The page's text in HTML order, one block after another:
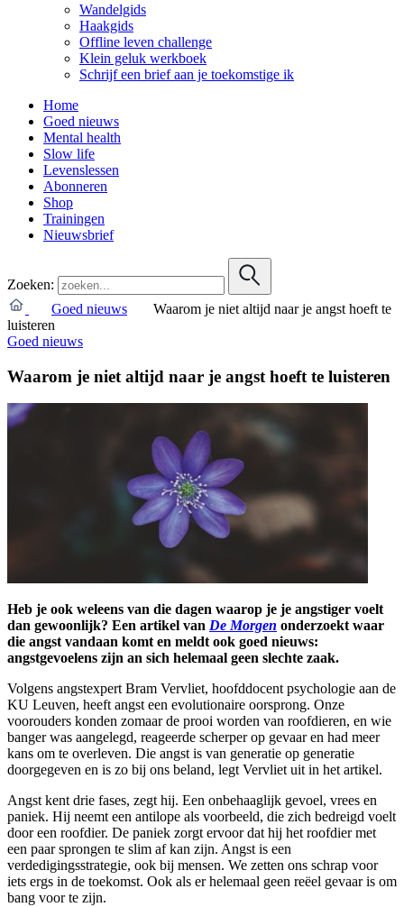
Wandelgids
Haakgids
Offline leven challenge
Klein geluk werkboek
Schrijf een brief aan je toekomstige ik
Home
Goed nieuws
Mental health
Slow life
Levenslessen
Abonneren
Shop
Trainingen
Nieuwsbrief
Zoeken:
Goed nieuws
Waarom je niet altijd naar je angst hoeft te
luisteren
Goed nieuws
Waarom je niet altijd naar je angst hoeft te luisteren
Heb je ook weleens van die dagen waarop je je angstiger voelt
dan gewoonlijk? Een artikel van De Morgen onderzoekt waar
die angst vandaan komt en meldt ook goed nieuws:
angstgevoelens zijn an sich helemaal geen slechte zaak.
Volgens angstexpert Bram Vervliet, hoofddocent psychologie aan de
KU Leuven, heeft angst een evolutionaire oorsprong. Onze
voorouders konden zomaar de prooi worden van roofdieren, en wie
banger was aangelegd, reageerde scherper op gevaar en had meer
kans om te overleven. Die angst is van generatie op generatie
doorgegeven en is zo bij ons beland, legt Vervliet uit in het artikel.
Angst kent drie fases, zegt hij. Een onbehaaglijk gevoel, vrees en
paniek. Hij neemt een antilope als voorbeeld, die zich bedreigd voelt
door een roofdier. De paniek zorgt ervoor dat hij het roofdier met
een paar sprongen te slim af kan zijn. Angst is een
verdedigingsstrategie, ook bij mensen. We zetten ons schrap voor
iets ergs in de toekomst. Ook als er helemaal geen reëel gevaar is om
bang voor te zijn.